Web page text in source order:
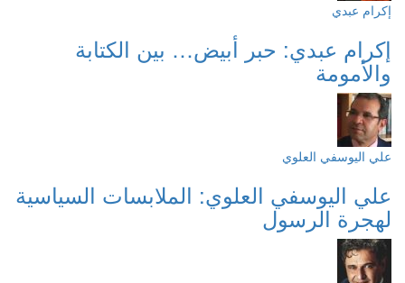
إكرام عبدي
إكرام عبدي: حبر أبيض… بين الكتابة
والأمومة
علي اليوسفي العلوي
علي اليوسفي العلوي: الملابسات السياسية
لهجرة الرسول